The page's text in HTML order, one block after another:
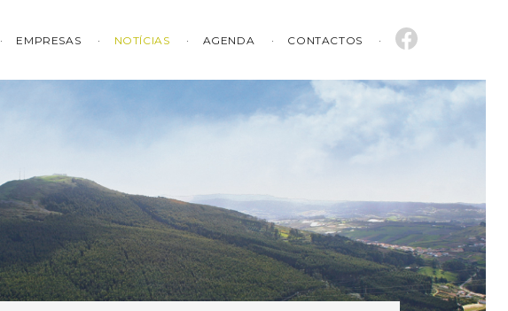
EMPRESAS NOTÍCIAS AGENDA CONTACTOS